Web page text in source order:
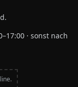
· sonst nach